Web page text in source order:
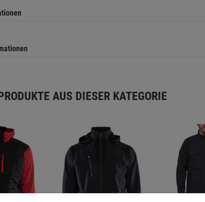
AUS DIESER KATEGORIE